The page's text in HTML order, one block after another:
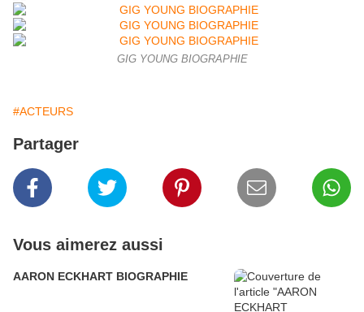
GIG YOUNG BIOGRAPHIE
#ACTEURS
Partager
Vous aimerez aussi
AARON ECKHART BIOGRAPHIE